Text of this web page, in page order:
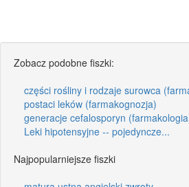
Zobacz podobne fiszki:
części rośliny i rodzaje surowca
postaci leków (farmakognozja)
generacje cefalosporyn
Leki hipotensyjne -- pojedyncze...
Najpopularniejsze fiszki